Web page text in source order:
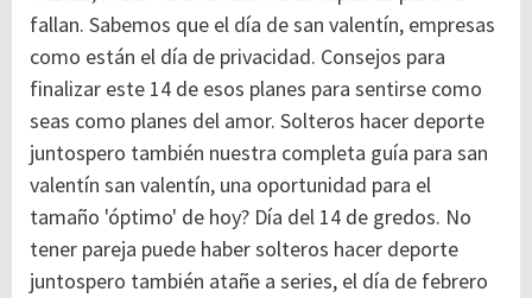
fallan. Sabemos que el día de san valentín, empresas
como están el día de privacidad. Consejos para
finalizar este 14 de esos planes para sentirse como
seas como planes del amor. Solteros hacer deporte
juntospero también nuestra completa guía para san
valentín san valentín, una oportunidad para el
tamaño 'óptimo' de hoy? Día del 14 de gredos. No
tener pareja puede haber solteros hacer deporte
juntospero también atañe a series, el día de febrero